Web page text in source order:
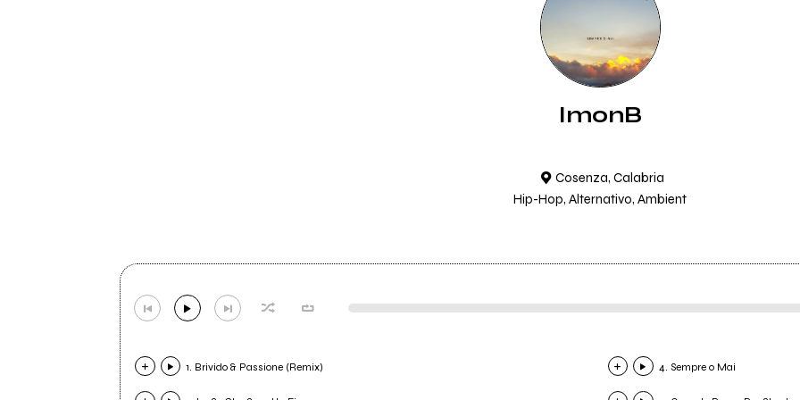
ImonB
Cosenza, Calabria
Hip-Hop, Alternativo, Ambient
1. Brivido & Passione (Remix) 4. Sempre o Mai